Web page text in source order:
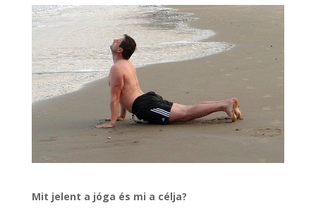
Mit jelent a jóga és mi a célja?